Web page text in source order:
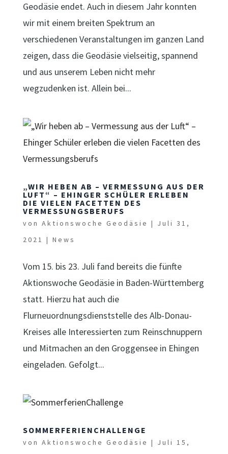
Geodäsie endet. Auch in diesem Jahr konnten
wir mit einem breiten Spektrum an
verschiedenen Veranstaltungen im ganzen Land
zeigen, dass die Geodäsie vielseitig, spannend
und aus unserem Leben nicht mehr
wegzudenken ist. Allein bei...
„WIR HEBEN AB – VERMESSUNG AUS DER
LUFT“ – EHINGER SCHÜLER ERLEBEN
DIE VIELEN FACETTEN DES
VERMESSUNGSBERUFS
von Aktionswoche Geodäsie | Juli 31,
2021 | News
Vom 15. bis 23. Juli fand bereits die fünfte
Aktionswoche Geodäsie in Baden-Württemberg
statt. Hierzu hat auch die
Flurneuordnungsdienststelle des Alb-Donau-
Kreises alle Interessierten zum Reinschnuppern
und Mitmachen an den Groggensee in Ehingen
eingeladen. Gefolgt...
SOMMERFERIENCHALLENGE
von Aktionswoche Geodäsie | Juli 15,